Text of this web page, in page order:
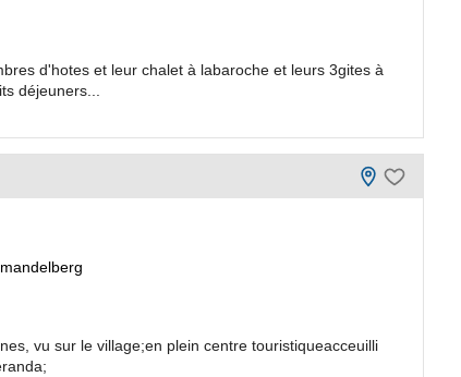
d'hotes et leur chalet à labaroche et leurs 3gites à
déjeuners...
vu sur le village;en plein centre touristiqueacceuilli